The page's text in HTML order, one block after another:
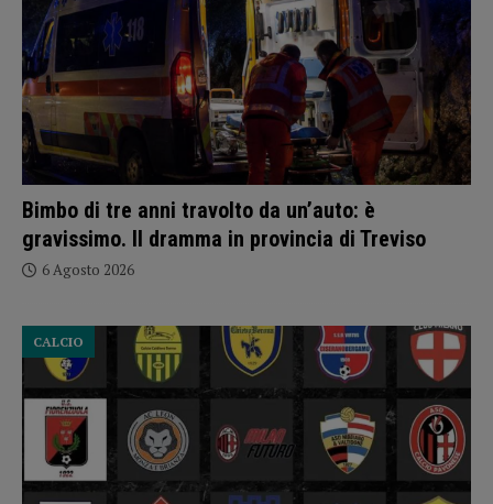
Bimbo di tre anni travolto da un’auto: è
gravissimo. Il dramma in provincia di Treviso
6 Agosto 2026
CALCIO